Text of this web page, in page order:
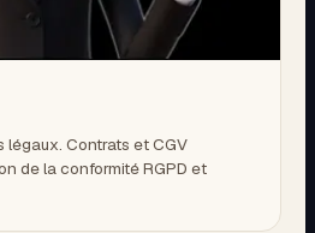
légaux. Contrats et CGV
de la conformité RGPD et